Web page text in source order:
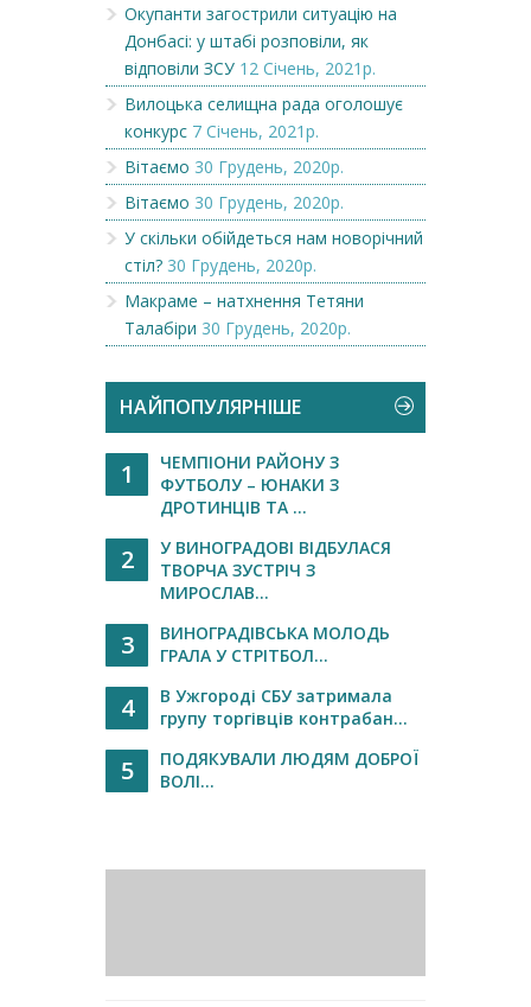
Окупанти загострили ситуацію на
Донбасі: у штабі розповіли, як
відповіли ЗСУ 12 Січень, 2021р.
Вилоцька селищна рада оголошує
конкурс 7 Січень, 2021р.
Вітаємо 30 Грудень, 2020р.
Вітаємо 30 Грудень, 2020р.
У скільки обійдеться нам новорічний
стіл? 30 Грудень, 2020р.
Макраме – натхнення Тетяни
Талабіри 30 Грудень, 2020р.
НАЙПОПУЛЯРНІШЕ
1
ЧЕМПІОНИ РАЙОНУ З
ФУТБОЛУ – ЮНАКИ З
ДРОТИНЦІВ ТА ...
2
У ВИНОГРАДОВІ ВІДБУЛАСЯ
ТВОРЧА ЗУСТРІЧ З
МИРОСЛАВ...
3
ВИНОГРАДІВСЬКА МОЛОДЬ
ГРАЛА У СТРІТБОЛ...
4
В Ужгороді СБУ затримала
групу торгівців контрабан...
5
ПОДЯКУВАЛИ ЛЮДЯМ ДОБРОЇ
ВОЛІ...